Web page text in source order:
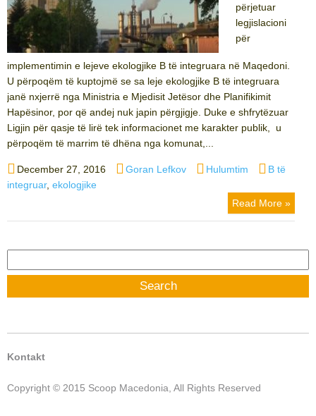
përjetuar
legjislacioni
për
implementimin e lejeve ekologjike B të integruara në Maqedoni.
U përpoqëm të kuptojmë se sa leje ekologjike B të integruara
janë nxjerrë nga Ministria e Mjedisit Jetësor dhe Planifikimit
Hapësinor, por që andej nuk japin përgjigje. Duke e shfrytëzuar
Ligjin për qasje të lirë tek informacionet me karakter publik, u
përpoqëm të marrim të dhëna nga komunat,...
Posted
on
December 27, 2016 Author
Goran Lefkov Categories
Hulumtim Tags
B të
integruar, ekologjike
Read More »
for:
Kontakt
Copyright © 2015 Scoop Macedonia, All Rights Reserved